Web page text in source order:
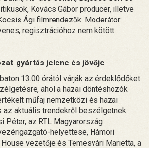
Kovács Gábor producer, illetve
Ági filmrendezők. Moderátor:
regisztrációhoz nem kötött
gyártás jelene és jövője
13.00 órától várják az érdeklődőket
ahol a hazai döntéshozók
műfaj nemzetközi és hazai
az aktuális trendekről beszélgetnek.
Péter, az RTL Magyarország
helyettese, Hámori
House vezetője és Temesvári Marietta, a